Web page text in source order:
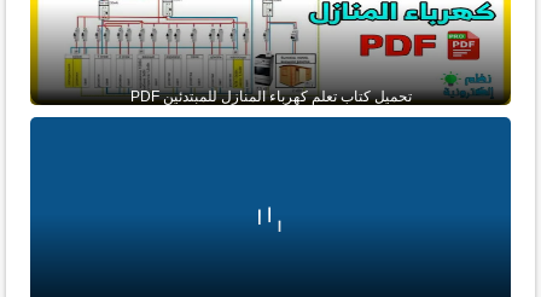
تحميل كتاب تعلم كهرباء المنازل للمبتدئين PDF